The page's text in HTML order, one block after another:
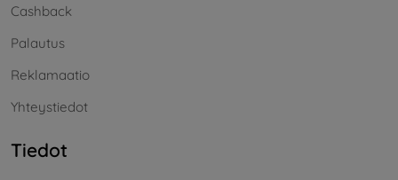
Cashback
Palautus
Reklamaatio
Yhteystiedot
Tiedot